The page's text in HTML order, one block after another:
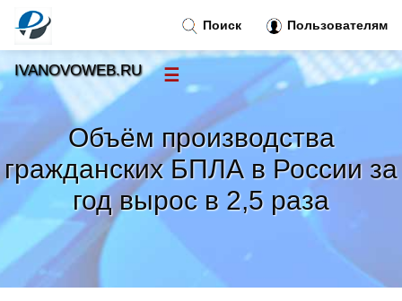
Объём производства
гражданских БПЛА в России за
год вырос в 2,5 раза
Поиск Пользователям
IVANOVOWEB.RU ☰
Новости
Тренды новостей»
Рубрики»
Правила »